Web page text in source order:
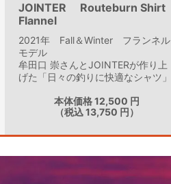
JOINTER Routeburn Shirt
Flannel
2021年 Fall＆Winter フランネル
モデル
牟田口 崇さんとJOINTERが作り上
げた「日々の釣りに快適なシャツ」
本体価格 12,500 円
（税込 13,750 円）